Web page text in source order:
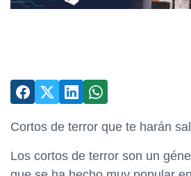
Cortos de terror que te harán
Los cortos de terror son un